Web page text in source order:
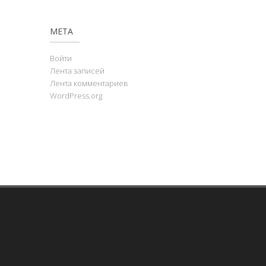
МЕТА
Войти
Лента записей
Лента комментариев
WordPress.org